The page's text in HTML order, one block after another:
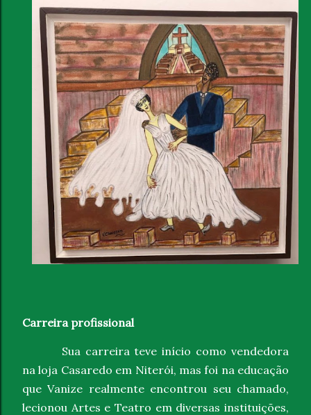
Carreira profissional
Sua carreira teve início como vendedora
na loja Casaredo em Niterói, mas foi na educação
que Vanize realmente encontrou seu chamado,
lecionou Artes e Teatro em diversas instituições,